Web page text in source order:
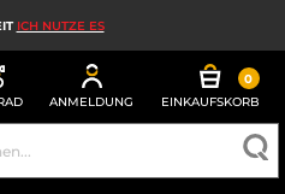
ICH NUTZE ES
ANMELDUNG
0
EINKAUFSKORB
FÜR HERREN